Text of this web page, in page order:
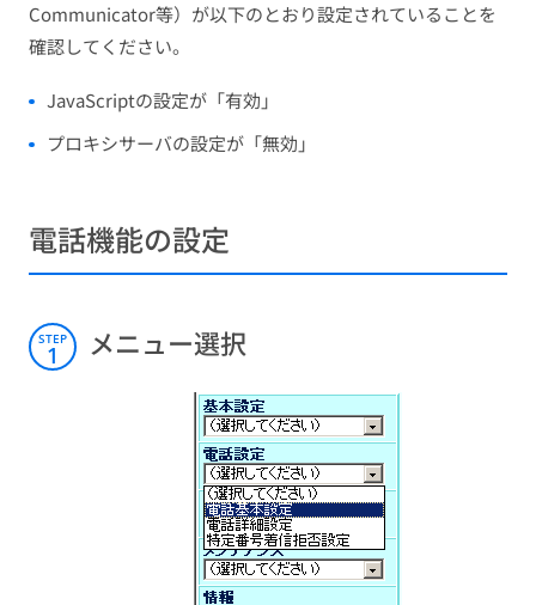
Communicator等）が以下のとおり設定されていることを
確認してください。
JavaScriptの設定が「有効」
プロキシサーバの設定が「無効」
電話機能の設定
STEP
1 メニュー選択